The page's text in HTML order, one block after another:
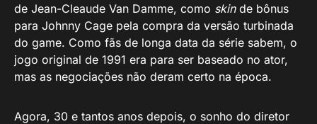
de Jean-Cleaude Van Damme, como skin de bônus
para Johnny Cage pela compra da versão turbinada
do game. Como fãs de longa data da série sabem, o
jogo original de 1991 era para ser baseado no ator,
mas as negociações não deram certo na época.
Agora, 30 e tantos anos depois, o sonho do diretor